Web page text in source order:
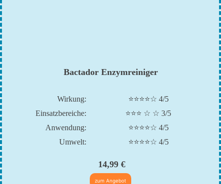
Bactador Enzymreiniger
Wirkung:
⭐⭐⭐⭐☆ 4/5
Einsatzbereiche:
⭐⭐⭐ ☆ ☆ 3/5
Anwendung:
⭐⭐⭐⭐☆ 4/5
Umwelt:
⭐⭐⭐⭐☆ 4/5
14,99 €
zum Angebot